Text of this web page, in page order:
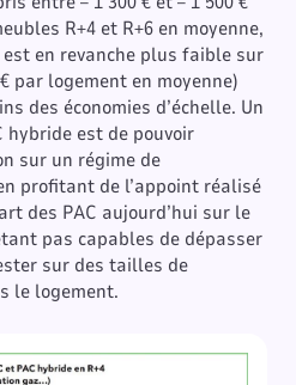
R+4 et R+6 en moyenne,
en revanche plus faible sur
par logement en moyenne)
des économies d’échelle. Un
hybride est de pouvoir
sur un régime de
profitant de l’appoint réalisé
des PAC aujourd’hui sur le
pas capables de dépasser
sur des tailles de
le logement.